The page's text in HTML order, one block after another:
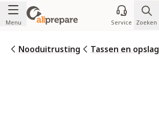
Ga naar de inhoud
Menu Service Zoeken
Nooduitrusting Tassen en opslag